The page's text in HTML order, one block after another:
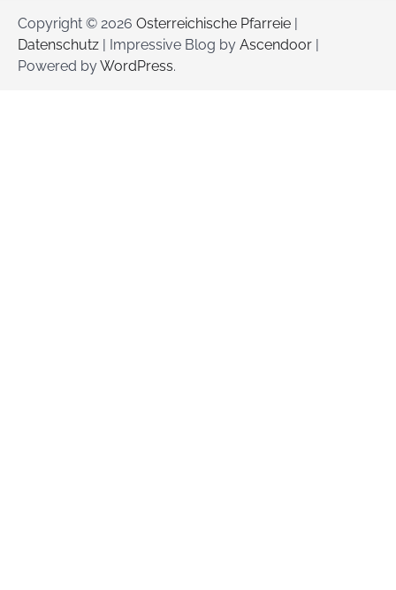
Copyright © 2026 Osterreichische Pfarreie |
Datenschutz | Impressive Blog by Ascendoor |
Powered byWordPress.